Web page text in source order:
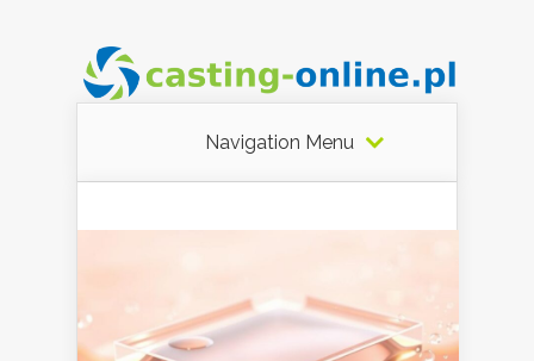
Navigation Menu